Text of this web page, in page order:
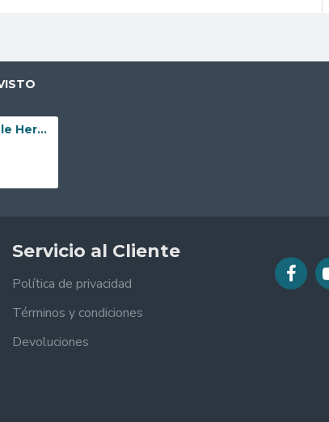
Tienda Militar Inflable Hermética
Servicio al Cliente
Política de privacidad
Términos y condiciones
Devoluciones